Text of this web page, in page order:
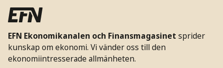
EFN Ekonomikanalen och Finansmagasinet sprider
kunskap om ekonomi. Vi vänder oss till den
ekonomiintresserade allmänheten.